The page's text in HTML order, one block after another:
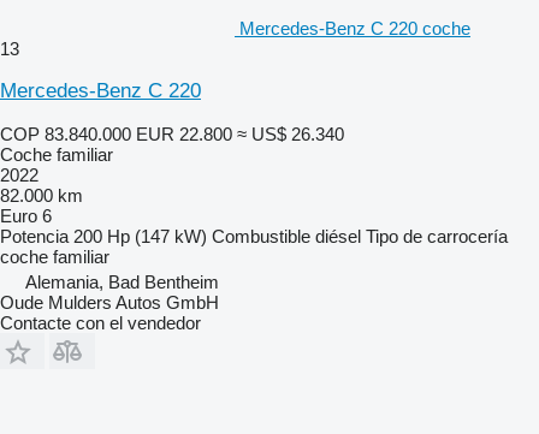
Mercedes-Benz C 220 coche
13
Mercedes-Benz C 220
COP 83.840.000 EUR 22.800 ≈ US$ 26.340
Coche familiar
2022
82.000 km
Euro 6
Potencia 200 Hp (147 kW) Combustible diésel Tipo de carrocería
coche familiar
Alemania, Bad Bentheim
Oude Mulders Autos GmbH
Contacte con el vendedor